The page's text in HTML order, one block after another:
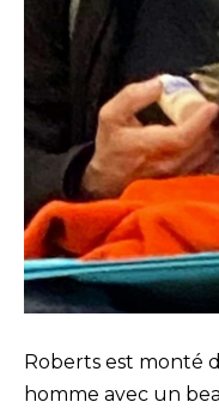
Roberts est monté
homme avec un